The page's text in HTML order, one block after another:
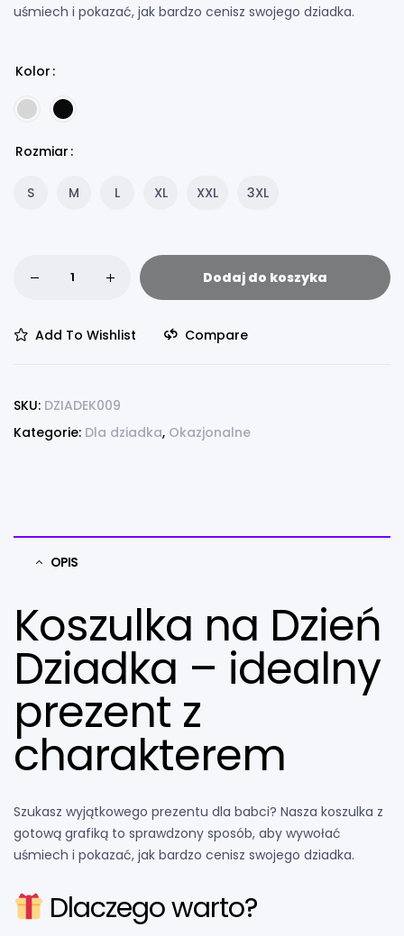
uśmiech i pokazać, jak bardzo cenisz swojego dziadka.
Kolor
Rozmiar
S M L XL XXL 3XL
Dodaj do koszyka
Add To Wishlist Compare
SKU: DZIADEK009
Kategorie: Dla dziadka, Okazjonalne
OPIS
Koszulka na Dzień
Dziadka – idealny
prezent z
charakterem
Szukasz wyjątkowego prezentu dla babci? Nasza koszulka z
gotową grafiką to sprawdzony sposób, aby wywołać
uśmiech i pokazać, jak bardzo cenisz swojego dziadka.
Dlaczego warto?